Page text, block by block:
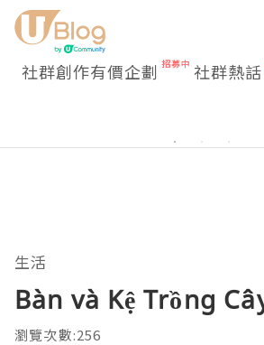
社群創作有價企劃 社群熱話
生活
Bàn và Kệ Trồng
瀏覽次數:256